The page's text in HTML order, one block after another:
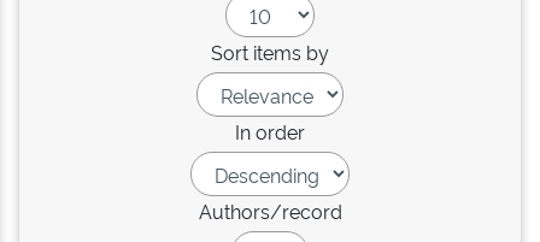
Sort items by
In order
Authors/record